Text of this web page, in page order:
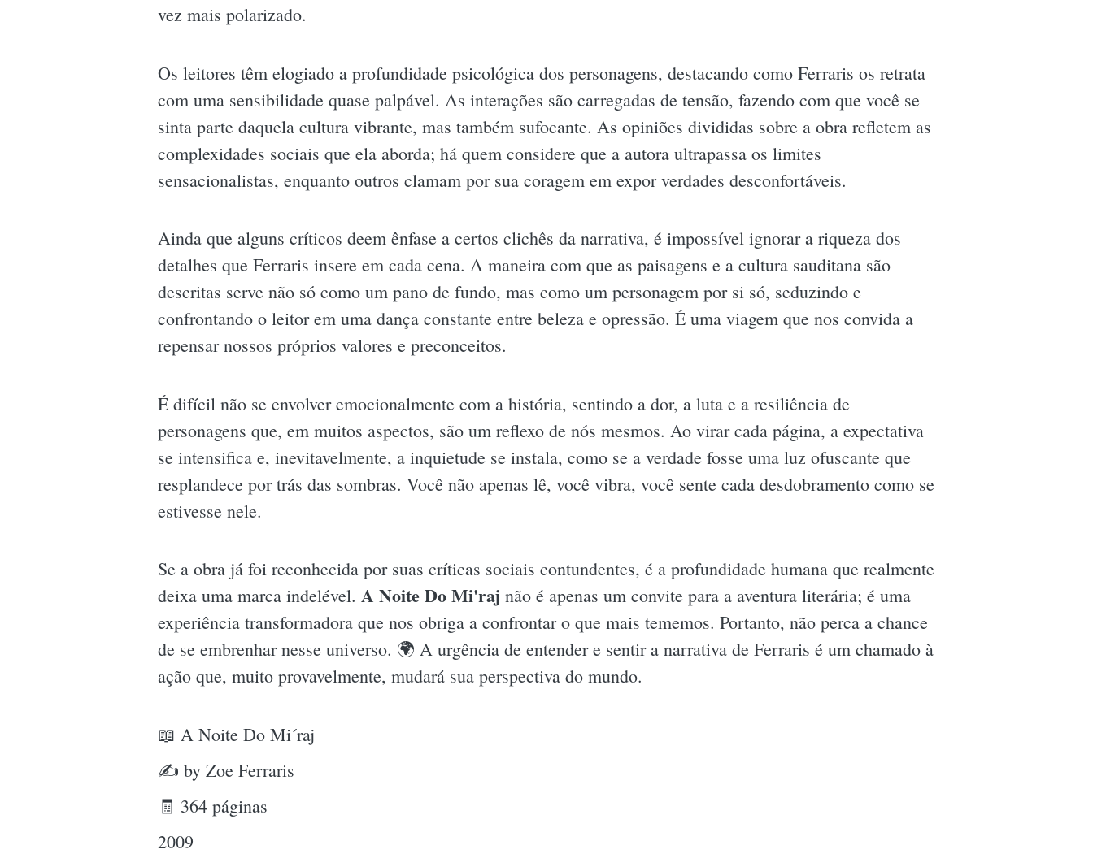
vez mais polarizado.
Os leitores têm elogiado a profundidade psicológica dos personagens, destacando como Ferraris os retrata
com uma sensibilidade quase palpável. As interações são carregadas de tensão, fazendo com que você se
sinta parte daquela cultura vibrante, mas também sufocante. As opiniões divididas sobre a obra refletem as
complexidades sociais que ela aborda; há quem considere que a autora ultrapassa os limites
sensacionalistas, enquanto outros clamam por sua coragem em expor verdades desconfortáveis.
Ainda que alguns críticos deem ênfase a certos clichês da narrativa, é impossível ignorar a riqueza dos
detalhes que Ferraris insere em cada cena. A maneira com que as paisagens e a cultura sauditana são
descritas serve não só como um pano de fundo, mas como um personagem por si só, seduzindo e
confrontando o leitor em uma dança constante entre beleza e opressão. É uma viagem que nos convida a
repensar nossos próprios valores e preconceitos.
É difícil não se envolver emocionalmente com a história, sentindo a dor, a luta e a resiliência de
personagens que, em muitos aspectos, são um reflexo de nós mesmos. Ao virar cada página, a expectativa
se intensifica e, inevitavelmente, a inquietude se instala, como se a verdade fosse uma luz ofuscante que
resplandece por trás das sombras. Você não apenas lê, você vibra, você sente cada desdobramento como se
estivesse nele.
Se a obra já foi reconhecida por suas críticas sociais contundentes, é a profundidade humana que realmente
deixa uma marca indelével. A Noite Do Mi'raj não é apenas um convite para a aventura literária; é uma
experiência transformadora que nos obriga a confrontar o que mais tememos. Portanto, não perca a chance
de se embrenhar nesse universo. 🌍 A urgência de entender e sentir a narrativa de Ferraris é um chamado à
ação que, muito provavelmente, mudará sua perspectiva do mundo.
📖 A Noite Do Mi´raj
✍ by Zoe Ferraris
🧾 364 páginas
2009